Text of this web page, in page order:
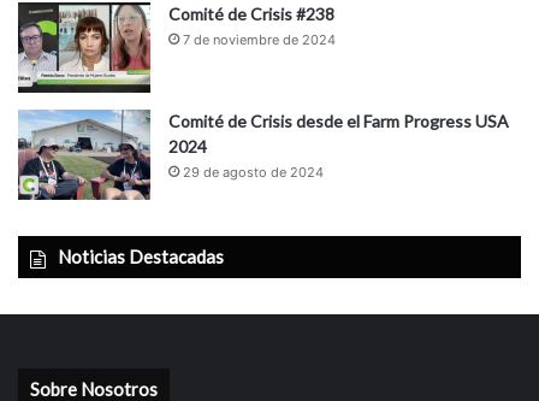
Comité de Crisis #238
7 de noviembre de 2024
Comité de Crisis desde el Farm Progress USA
2024
29 de agosto de 2024
Noticias Destacadas
Sobre Nosotros